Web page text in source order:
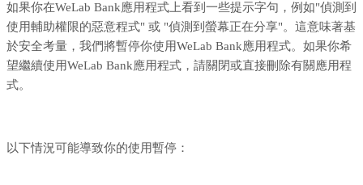
如果你在WeLab Bank應用程式上看到一些提示字句，例如"偵測到
使用輔助權限的惡意程式" 或 "偵測到螢幕正在分享"。這意味著基
於安全考量，我們將暫停你使用WeLab Bank應用程式。如果你希
望繼續使用WeLab Bank應用程式，請關閉或直接刪除有關應用程
式。
以下情況可能導致你的使用暫停：